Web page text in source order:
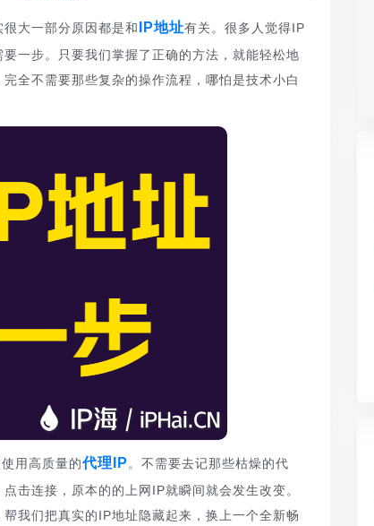
大一部分原因都是和 IP地址有关。很多人觉得IP
一步。只要我们掌握了正确的方法，就能轻松地
全不需要那些复杂的操作流程，哪怕是技术小白
用高质量的代理IP。不需要去记那些枯燥的代
击连接，原本的的上网IP就瞬间就会发生改变。
我们把真实的IP地址隐藏起来，换上一个全新畅